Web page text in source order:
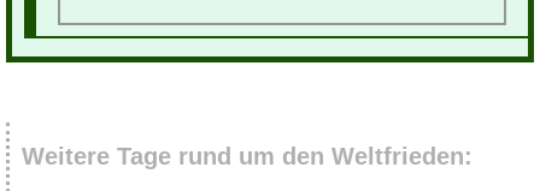
Weitere Tage rund um den Weltfrieden: